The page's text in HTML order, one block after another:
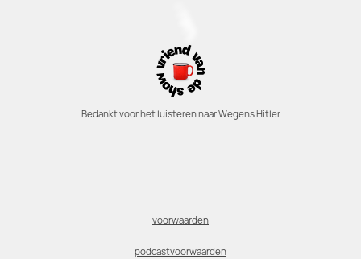
Bedankt voor het luisteren naar Wegens Hitler
voorwaarden
podcastvoorwaarden